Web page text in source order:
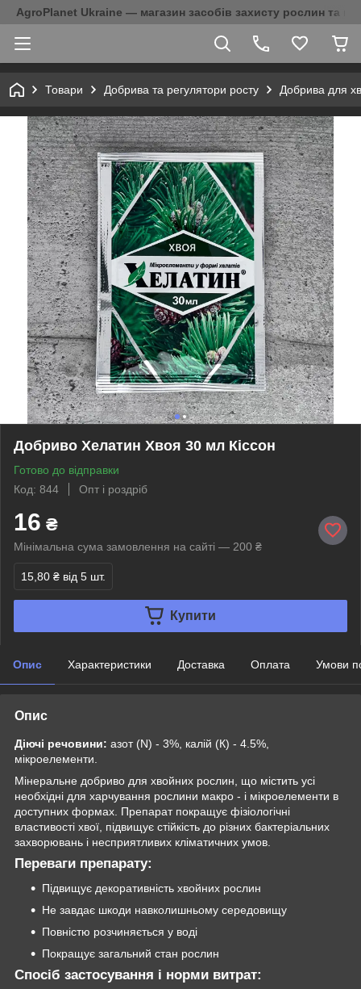
AgroPlanet Ukraine — магазин засобів захисту рослин та
Товари Добрива та регулятори росту Добрива для
Добриво Хелатин Хвоя 30 мл Кіссон
Готово до відправки
Код: 844
Опт і роздріб
16 ₴
Мінімальна сума замовлення на сайті — 200 ₴
15,80 ₴ від 5 шт.
Купити
Опис Характеристики Доставка Оплата Умови
Опис
Діючі речовини: азот (N) - 3%, калій (К) - 4.5%,
мікроелементи.
Мінеральне добриво для хвойних рослин, що містить усі
необхідні для харчування рослини макро - і мікроелементи в
доступних формах. Препарат покращує фізіологічні
властивості хвої, підвищує стійкість до різних бактеріальних
захворювань і несприятливих кліматичних умов.
Переваги препарату:
Підвищує декоративність хвойних рослин
Не завдає шкоди навколишньому середовищу
Повністю розчиняється у воді
Покращує загальний стан рослин
Спосіб застосування і норми витрат: